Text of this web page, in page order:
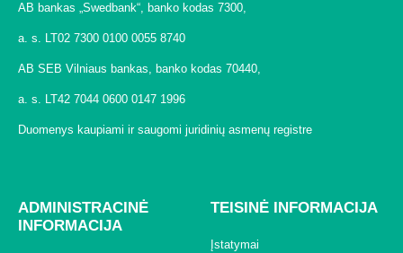
AB bankas „Swedbank“, banko kodas 7300,
a. s. LT02 7300 0100 0055 8740
AB SEB Vilniaus bankas, banko kodas 70440,
a. s. LT42 7044 0600 0147 1996
Duomenys kaupiami ir saugomi juridinių asmenų registre
ADMINISTRACINĖ
INFORMACIJA
TEISINĖ INFORMACIJA
Įstatymai